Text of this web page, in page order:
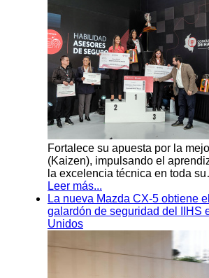
Fortalece su apuesta por la
(Kaizen), impulsando el
la excelencia técnica en toda
Leer más...
La nueva Mazda CX-5 obtiene
galardón de seguridad del IIHS
Unidos